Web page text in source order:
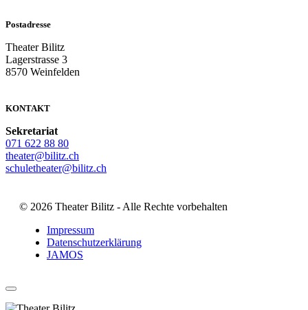
Postadresse
Theater Bilitz
Lagerstrasse 3
8570 Weinfelden
KONTAKT
Sekretariat
071 622 88 80
theater@bilitz.ch
schuletheater@bilitz.ch
© 2026 Theater Bilitz - Alle Rechte vorbehalten
Impressum
Datenschutzerklärung
JAMOS